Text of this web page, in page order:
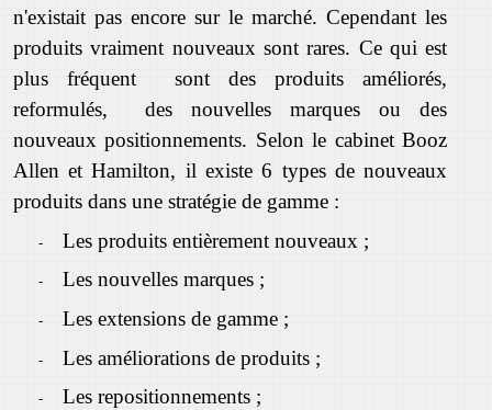
n'existait pas encore sur le marché. Cependant les
produits vraiment nouveaux sont rares. Ce qui est
plus fréquent sont des produits améliorés,
reformulés, des nouvelles marques ou des
nouveaux positionnements. Selon le cabinet Booz
Allen et Hamilton, il existe 6 types de nouveaux
produits dans une stratégie de gamme :
- Les produits entièrement nouveaux ;
- Les nouvelles marques ;
- Les extensions de gamme ;
- Les améliorations de produits ;
- Les repositionnements ;